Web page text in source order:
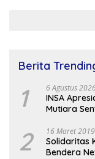
Berita
1 6 Agustus
INSA
Mutiara
2 16 Maret 2019
Solidaritas
Bendera